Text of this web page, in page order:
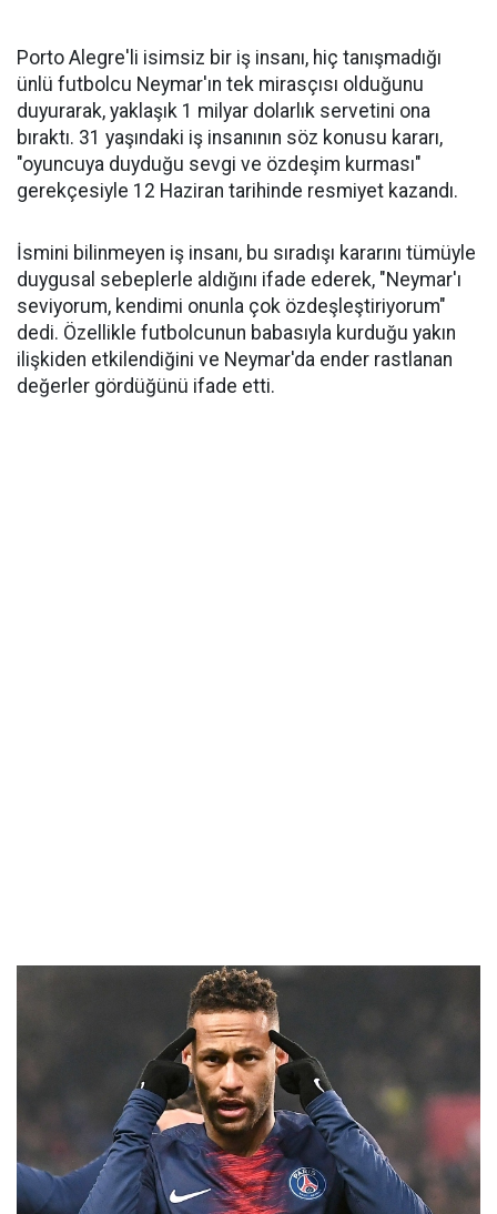
Porto Alegre'li isimsiz bir iş insanı, hiç tanışmadığı
ünlü futbolcu Neymar'ın tek mirasçısı olduğunu
duyurarak, yaklaşık 1 milyar dolarlık servetini ona
bıraktı. 31 yaşındaki iş insanının söz konusu kararı,
"oyuncuya duyduğu sevgi ve özdeşim kurması"
gerekçesiyle 12 Haziran tarihinde resmiyet kazandı.
İsmini bilinmeyen iş insanı, bu sıradışı kararını tümüyle
duygusal sebeplerle aldığını ifade ederek, "Neymar'ı
seviyorum, kendimi onunla çok özdeşleştiriyorum"
dedi. Özellikle futbolcunun babasıyla kurduğu yakın
ilişkiden etkilendiğini ve Neymar'da ender rastlanan
değerler gördüğünü ifade etti.